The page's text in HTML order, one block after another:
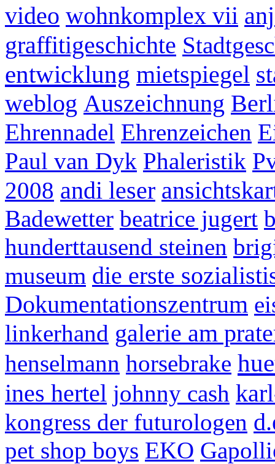
video wohnkomplex vii
graffitigeschichte
entwicklung mietspiegel
weblog Auszeichnung
Ehrennadel Ehrenzeichen
Paul van Dyk Phaleristik
2008 andi leser
Badewetter beatrice jugert
hunderttausend steinen
museum die erste
Dokumentationszentrum
linkerhand galerie am
henselmann horsebrake
ines hertel johnny cash
kongress der futurologen
pet shop boys EKO